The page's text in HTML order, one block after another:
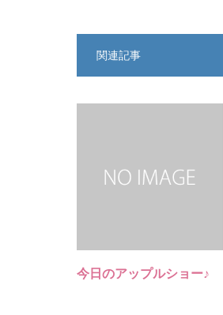
関連記事
今日のアップルショー♪